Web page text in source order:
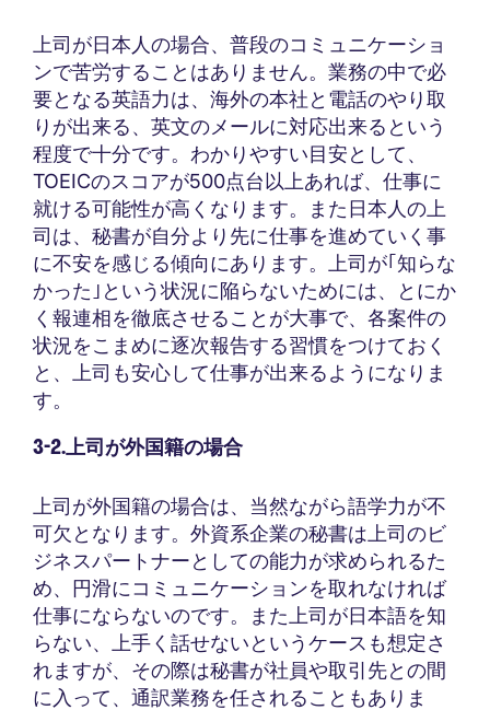
上司が日本人の場合、普段のコミュニケーショ
ンで苦労することはありません。業務の中で必
要となる英語力は、海外の本社と電話のやり取
りが出来る、英文のメールに対応出来るという
程度で十分です。わかりやすい目安として、
TOEICのスコアが500点台以上あれば、仕事に
就ける可能性が高くなります。また日本人の上
司は、秘書が自分より先に仕事を進めていく事
に不安を感じる傾向にあります。上司が｢知らな
かった｣という状況に陥らないためには、とにか
く報連相を徹底させることが大事で、各案件の
状況をこまめに逐次報告する習慣をつけておく
と、上司も安心して仕事が出来るようになりま
す。
3-2.上司が外国籍の場合
上司が外国籍の場合は、当然ながら語学力が不
可欠となります。外資系企業の秘書は上司のビ
ジネスパートナーとしての能力が求められるた
め、円滑にコミュニケーションを取れなければ
仕事にならないのです。また上司が日本語を知
らない、上手く話せないというケースも想定さ
れますが、その際は秘書が社員や取引先との間
に入って、通訳業務を任されることもありま